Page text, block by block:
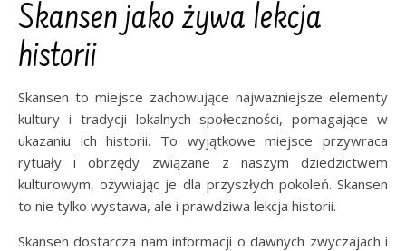
Skansen jako żywa lekcja
historii
Skansen to miejsce zachowujące najważniejsze elementy
kultury i tradycji lokalnych społeczności, pomagające w
ukazaniu ich historii. To wyjątkowe miejsce przywraca
rytuały i obrzędy związane z naszym dziedzictwem
kulturowym, ożywiając je dla przyszłych pokoleń. Skansen
to nie tylko wystawa, ale i prawdziwa lekcja historii.
Skansen dostarcza nam informacji o dawnych zwyczajach i